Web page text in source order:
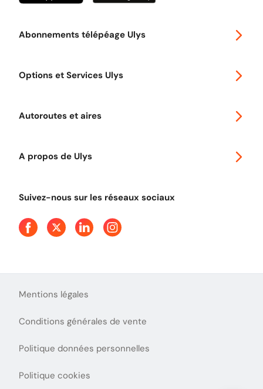
Abonnements télépéage Ulys
Options et Services Ulys
Autoroutes et aires
A propos de Ulys
Presse
Suivez-nous sur les réseaux sociaux
Mentions légales
Conditions générales de vente
Politique données personnelles
Politique cookies